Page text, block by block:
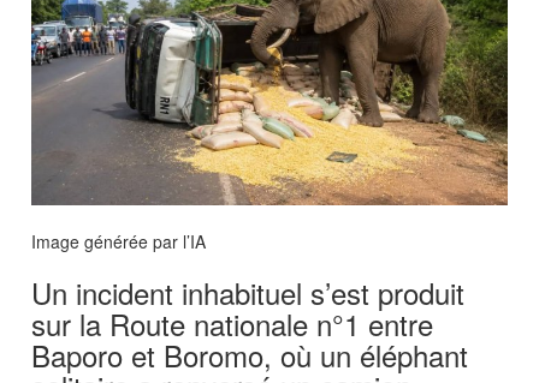
Image générée par l’IA
Un incident inhabituel s’est produit
sur la Route nationale n°1 entre
Baporo et Boromo, où un éléphant